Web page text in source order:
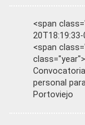
<span
<span
personal
Portoviejo